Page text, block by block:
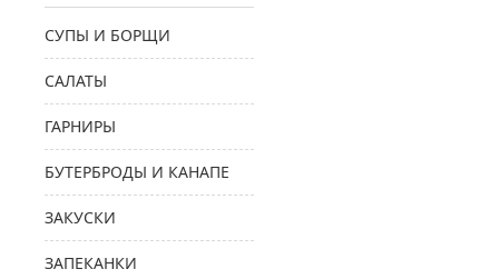
СУПЫ И БОРЩИ
САЛАТЫ
ГАРНИРЫ
БУТЕРБРОДЫ И КАНАПЕ
ЗАКУСКИ
ЗАПЕКАНКИ